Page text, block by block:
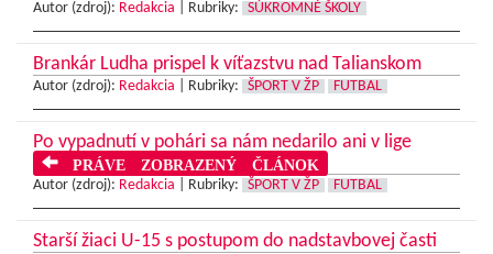
Autor (zdroj): Redakcia Rubriky: SÚKROMNÉ ŠKOLY
Brankár Ludha prispel k víťazstvu nad Talianskom
Autor (zdroj): Redakcia Rubriky: ŠPORT V ŽP FUTBAL
Po vypadnutí v pohári sa nám nedarilo ani v lige
PRÁVE ZOBRAZENÝ ČLÁNOK
Autor (zdroj): Redakcia Rubriky: ŠPORT V ŽP FUTBAL
Starší žiaci U-15 s postupom do nadstavbovej časti